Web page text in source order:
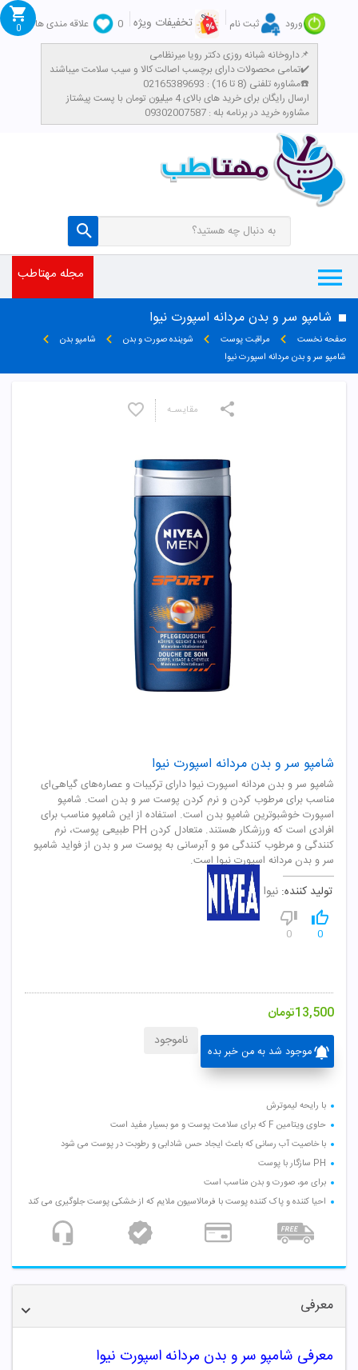
ورود ثبت نام تخفیفات ویژه 0
علاقه مندی ها
داروخانه شبانه روزی دکتر رویا میرنظامی📌
تمامی محصولات دارای برچسب اصالت کالا و سیب سلامت میباشند✔️
مشاوره تلفنی (8 تا 16) : 02165389693☎️
​ارسال رایگان برای خرید های بالای 4 میلیون تومان با پست پیشتاز
مشاوره خرید در برنامه بله : 09302007587
0
مجله مهتاطب
شامپو سر و بدن مردانه اسپورت نیوا
صفحه نخست مراقبت پوست شوینده صورت و بدن
شامپو بدن
شامپو سر و بدن مردانه اسپورت نیوا
شامپو سر و بدن مردانه اسپورت نیوا
شامپو سر و بدن مردانه اسپورت نیوا دارای ترکیبات و عصاره‌های گیاهی‌ای
مناسب برای مرطوب کردن و نرم کردن پوست سر و بدن است. شامپو
اسپورت خوشبوترین شامپو بدن است. استفاده از این شامپو مناسب برای
افرادی است که ورزشکار هستند. متعادل کردن PH طبیعی پوست، نرم
کنندگی و مرطوب کنندگی مو و آبرسانی به پوست سر و بدن از فواید شامپو
سر و بدن مردانه اسپورت نیوا است.
تولید کننده: نیوا
0
0
13,500تومان
موجود شد به من خبر بده
ناموجود
مقایسـه
با رایحه لیموترش
حاوی ویتامین F که برای سلامت پوست و مو بسیار مفید است
با خاصیت آب رسانی که باعث ایجاد حس شادابی و رطوبت در پوست می شود
PH سازگار با پوست
برای مو، صورت و بدن مناسب است
احیا کننده و پاک کننده پوست با فرمالاسیون ملایم که از خشکی پوست جلوگیری می کند
معرفی
معرفی شامپو سر و بدن مردانه اسپورت نیوا